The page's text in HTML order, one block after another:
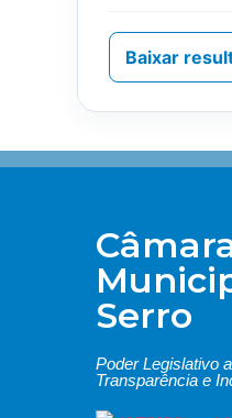
Baixar
Serro
Poder Legislativo
Transparência e